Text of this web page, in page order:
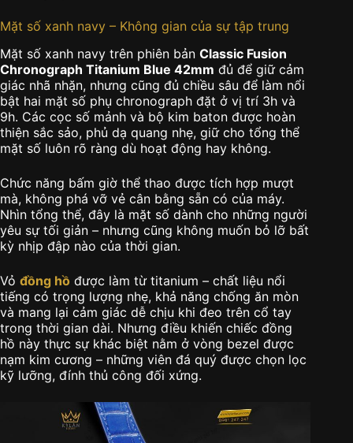
Mặt số xanh navy – Không gian của sự tập trung
Mặt số xanh navy trên phiên bản Classic Fusion
Chronograph Titanium Blue 42mm đủ để giữ cảm
giác nhã nhặn, nhưng cũng đủ chiều sâu để làm nổi
bật hai mặt số phụ chronograph đặt ở vị trí 3h và
9h. Các cọc số mảnh và bộ kim baton được hoàn
thiện sắc sảo, phủ dạ quang nhẹ, giữ cho tổng thể
mặt số luôn rõ ràng dù hoạt động hay không.
Chức năng bấm giờ thể thao được tích hợp mượt
mà, không phá vỡ vẻ cân bằng sẵn có của máy.
Nhìn tổng thể, đây là mặt số dành cho những người
yêu sự tối giản – nhưng cũng không muốn bỏ lỡ bất
kỳ nhịp đập nào của thời gian.
Vỏ đồng hồ được làm từ titanium – chất liệu nổi
tiếng có trọng lượng nhẹ, khả năng chống ăn mòn
và mang lại cảm giác dễ chịu khi đeo trên cổ tay
trong thời gian dài. Nhưng điều khiến chiếc đồng
hồ này thực sự khác biệt nằm ở vòng bezel được
nạm kim cương – những viên đá quý được chọn lọc
kỹ lưỡng, đính thủ công đối xứng.